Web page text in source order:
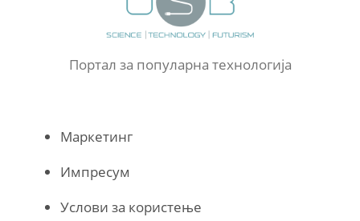
Портал за популарна технологија
Маркетинг
Импресум
Услови за користење